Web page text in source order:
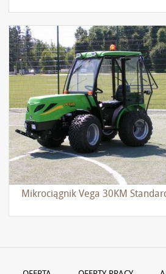
Mikrociągnik Vega 30KM